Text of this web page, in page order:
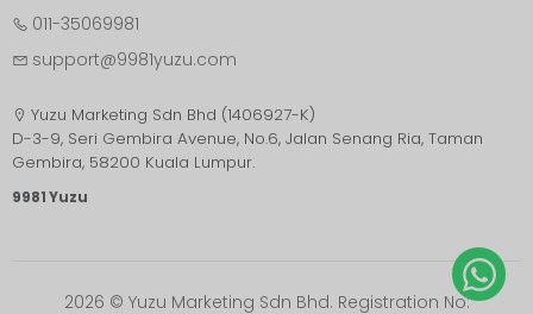
011-35069981
support@9981yuzu.com
Yuzu Marketing Sdn Bhd (1406927-K)
D-3-9, Seri Gembira Avenue, No.6, Jalan Senang Ria, Taman
9981 Yuzu
2026 © Yuzu Marketing Sdn Bhd. Registration No: